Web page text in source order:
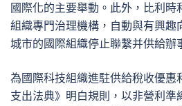
國際化的主要舉動。此外，比利
組織專門治理機構，自動與有興趣
城市的國際組織停止聯繫并供給辦
為國際科技組織進駐供給稅收優惠
支出法典》明白規則，以非營利準